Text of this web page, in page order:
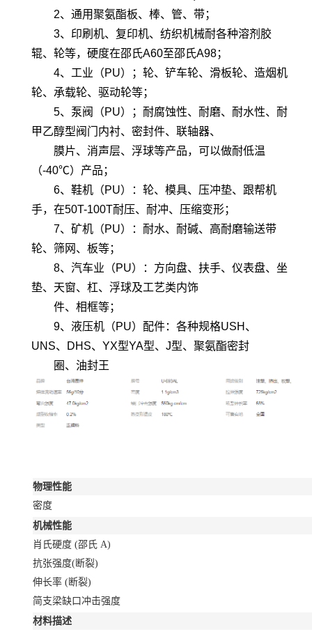
2、通用聚氨酯板、棒、管、带；
3、印刷机、复印机、纺织机械耐各种溶剂胶
辊、轮等，硬度在邵氏A60至邵氏A98；
4、工业（PU）；轮、铲车轮、滑板轮、造烟机
轮、承载轮、驱动轮等；
5、泵阀（PU）；耐腐蚀性、耐磨、耐水性、耐
甲乙醇型阀门内衬、密封件、联轴器、
膜片、消声层、浮球等产品，可以做耐低温
（-40℃）产品；
6、鞋机（PU）：轮、模具、压冲垫、跟帮机
手，在50T-100T耐压、耐冲、压缩变形；
7、矿机（PU）：耐水、耐碱、高耐磨输送带
轮、筛网、板等；
8、汽车业（PU）：方向盘、扶手、仪表盘、坐
垫、天窗、杠、浮球及工艺类内饰
件、相框等；
9、液压机（PU）配件：各种规格USH、
UNS、DHS、YX型YA型、J型、聚氨酯密封
圈、油封王
物理性能
密度
机械性能
肖氏硬度 (邵氏 A)
抗张强度(断裂)
伸长率 (断裂)
简支梁缺口冲击强度
材料描述